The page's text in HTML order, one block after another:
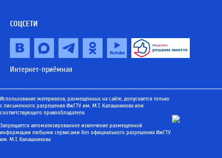
СОЦСЕТИ
Интернет-приёмная
Использование материалов, размещенных на сайте, допускается только
с письменного разрешения ИжГТУ им. М.Т. Калашникова или
соответствующего правообладателя.
Запрещается автоматизированное извлечение размещенной
информации любыми сервисами без официального разрешения ИжГТУ
им. М.Т. Калашникова